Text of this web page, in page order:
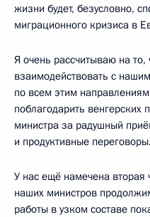
жизни будет, безусловно,
миграционного кризиса в
Я очень рассчитываю на
взаимодействовать с
по всем этим
поблагодарить венгерских
министра за радушный
и продуктивные переговоры.
У нас ещё намечена вторая
наших министров
работы в узком составе